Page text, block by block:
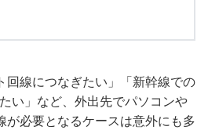
回線につなぎたい」「新幹線での
い」など、外出先でパソコンや
が必要となるケースは意外にも多